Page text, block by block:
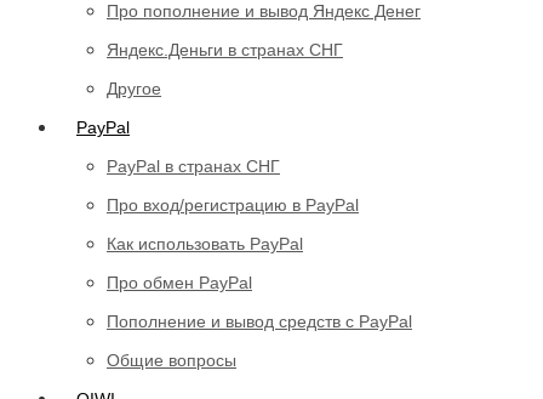
Про пополнение и вывод Яндекс Денег
Яндекс.Деньги в странах СНГ
Другое
PayPal
PayPal в странах СНГ
Про вход/регистрацию в PayPal
Как использовать PayPal
Про обмен PayPal
Пополнение и вывод средств с PayPal
Общие вопросы